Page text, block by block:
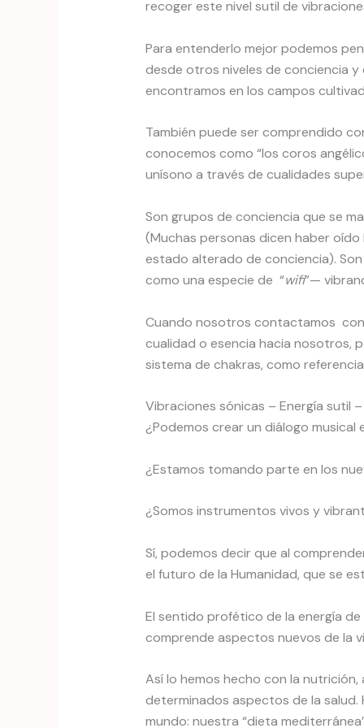
recoger este nivel sutil de
Para entenderlo mejor podemos
desde otros niveles de conciencia y
encontramos en los campos
También puede ser comprendido
conocemos como “los coros
unísono a través de cualidades
Son grupos de conciencia que se
(Muchas personas dicen haber
estado alterado de conciencia).
como una especie de “wifi”—
Cuando nosotros contactamos con
cualidad o esencia hacia nosotros,
sistema de chakras, como
Vibraciones sónicas – Energía sutil
¿Podemos crear un diálogo
¿Estamos tomando parte en los
¿Somos instrumentos vivos y
Sí, podemos decir que al
el futuro de la Humanidad, que se
El sentido profético de la energía
comprende aspectos nuevos de la
Así lo hemos hecho con la
determinados aspectos de la
mundo: nuestra “dieta